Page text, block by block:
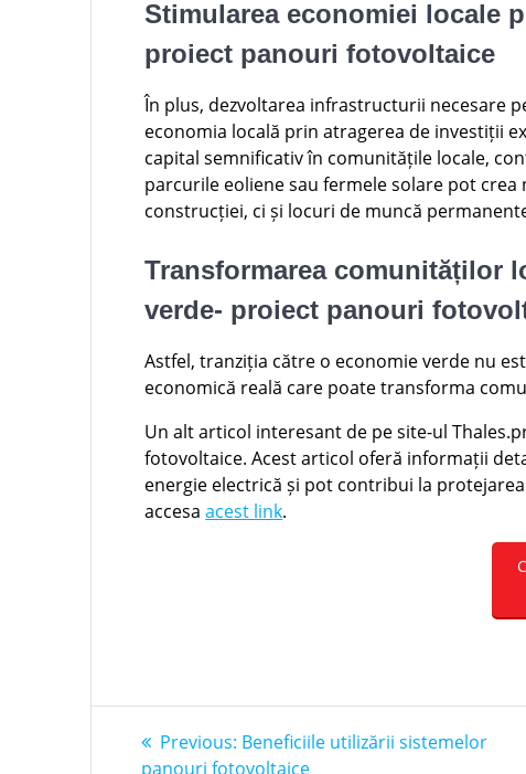
Stimularea economiei locale
proiect panouri fotovoltaice
În plus, dezvoltarea infrastructurii necesare
economia locală prin atragerea de investiții
capital semnificativ în comunitățile locale,
parcurile eoliene sau fermele solare pot
construcției, ci și locuri de muncă
Transformarea comunităților
verde- proiect panouri
Astfel, tranziția către o economie verde nu
economică reală care poate transforma
Un alt articol interesant de pe site-ul
fotovoltaice. Acest articol oferă informații
energie electrică și pot contribui la
accesaacest link.
PostPrevious: Previous
post:
Beneficiile utilizării sistemelor
panouri fotovoltaice